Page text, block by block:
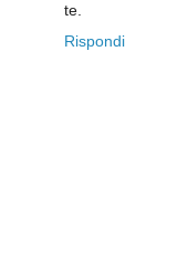
te.
Rispondi